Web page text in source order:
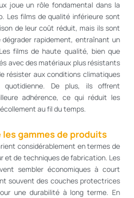
joue un rôle fondamental dans la
Les films de qualité inférieure sont
de leur coût réduit, mais ils sont
dégrader rapidement, entraînant un
films de haute qualité, bien que
avec des matériaux plus résistants
résister aux conditions climatiques
De plus, ils offrent
adhérence, ce qui réduit les
au fil du temps.
gammes de produits
considérablement en termes de
et de techniques de fabrication. Les
sembler économiques à court
souvent des couches protectrices
une durabilité à long terme. En